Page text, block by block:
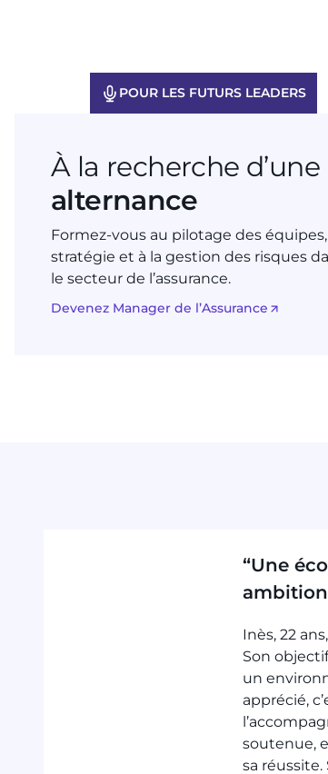
POUR LES FUTURS LEADERS
À la recherche d’une
alternance
Formez-vous au pilotage des équipes,
stratégie et à la gestion des risques
le secteur de l’assurance.
Devenez Manager de l’Assurance
“Une
Inès, 22
Son
un
apprécié,
soutenue,
sa